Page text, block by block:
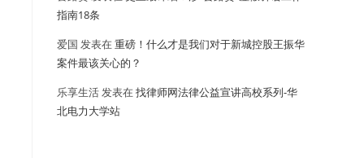
指南18条
爱国 发表在重磅！什么才是我们对于新城控股王振华
案件最该关心的？
乐享生活发表在找律师网法律公益宣讲高校系列-华
北电力大学站